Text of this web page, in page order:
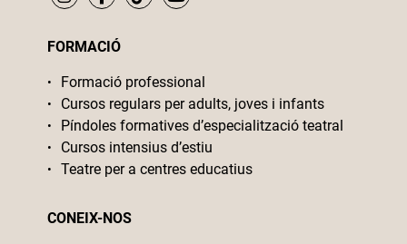
FORMACIÓ
Formació professional
Cursos regulars per adults, joves i infants
Píndoles formatives d’especialització teatral
Cursos intensius d’estiu
Teatre per a centres educatius
CONEIX-NOS